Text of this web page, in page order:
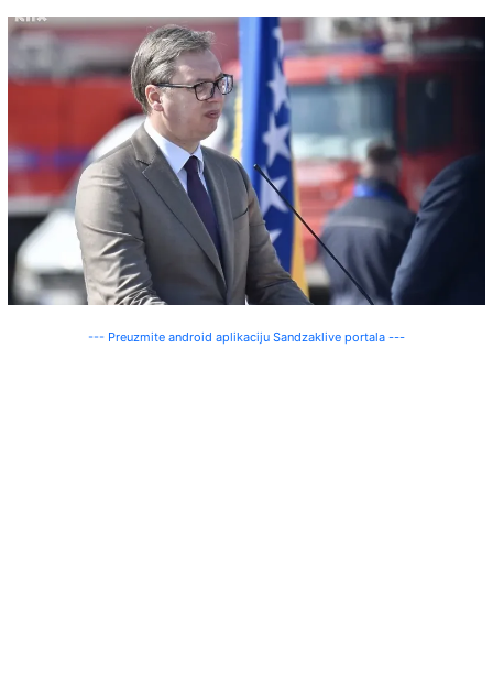
--- Preuzmite android aplikaciju Sandzaklive portala ---